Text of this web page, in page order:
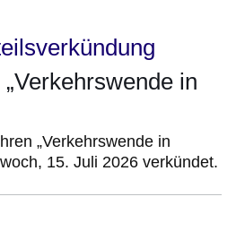
in
„Verkehrswende in
15. Juli 2026 verkündet.